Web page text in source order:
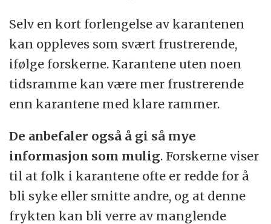
Selv en kort forlengelse av karantenen
kan oppleves som svært frustrerende,
ifølge forskerne. Karantene uten noen
tidsramme kan være mer frustrerende
enn karantene med klare rammer.
De anbefaler også å gi så mye
informasjon som mulig. Forskerne viser
til at folk i karantene ofte er redde for å
bli syke eller smitte andre, og at denne
frykten kan bli verre av manglende